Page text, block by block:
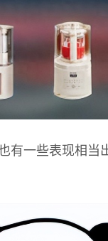
有一些表现相当